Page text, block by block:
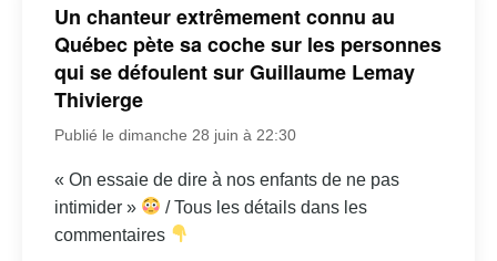
Un chanteur extrêmement connu au
Québec pète sa coche sur les personnes
qui se défoulent sur Guillaume Lemay
Thivierge
Publié le dimanche 28 juin à 22:30
« On essaie de dire à nos enfants de ne pas
intimider »
/ Tous les détails dans les
commentaires